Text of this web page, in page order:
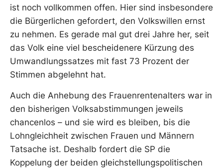
ist noch vollkommen offen. Hier sind insbesondere
die Bürgerlichen gefordert, den Volkswillen ernst
zu nehmen. Es gerade mal gut drei Jahre her, seit
das Volk eine viel bescheidenere Kürzung des
Umwandlungssatzes mit fast 73 Prozent der
Stimmen abgelehnt hat.
Auch die Anhebung des Frauenrentenalters war in
den bisherigen Volksabstimmungen jeweils
chancenlos – und sie wird es bleiben, bis die
Lohngleichheit zwischen Frauen und Männern
Tatsache ist. Deshalb fordert die SP die
Koppelung der beiden gleichstellungspolitischen